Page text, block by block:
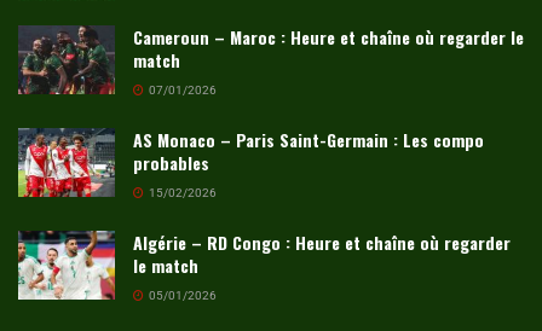
Cameroun – Maroc : Heure et chaîne où regarder le
match
07/01/2026
AS Monaco – Paris Saint-Germain : Les compo
probables
15/02/2026
Algérie – RD Congo : Heure et chaîne où regarder
le match
05/01/2026